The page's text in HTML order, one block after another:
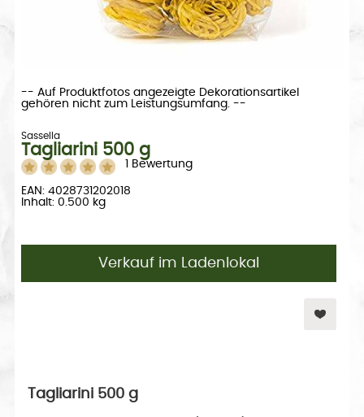
-- Auf Produktfotos angezeigte Dekorationsartikel
gehören nicht zum Leistungsumfang. --
Sassella
Tagliarini 500 g
1 Bewertung
EAN: 4028731202018
Inhalt: 0.500 kg
Verkauf im Ladenlokal
Tagliarini 500 g